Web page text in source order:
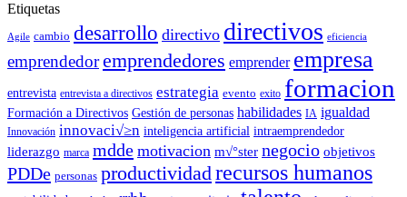
Etiquetas
Agile cambio desarrollo directivo directivos eficiencia
emprendedoremprendedores emprender empresa
entrevista entrevista a directivos estrategia evento exito formacion
Formación a Directivos Gestión de personas habilidades IA igualdad
Innovación innovaci√≥n inteligencia artificial intraemprendedor
liderazgo marca mdde motivacion m√°ster negocio objetivos
PDDe personas productividadrecursos humanos